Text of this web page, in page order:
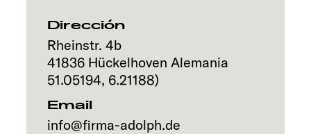
Servicio
Dirección
Rheinstr. 4b
41836 Hückelhoven Alemania
51.05194, 6.21188)
Email
info@firma-adolph.de